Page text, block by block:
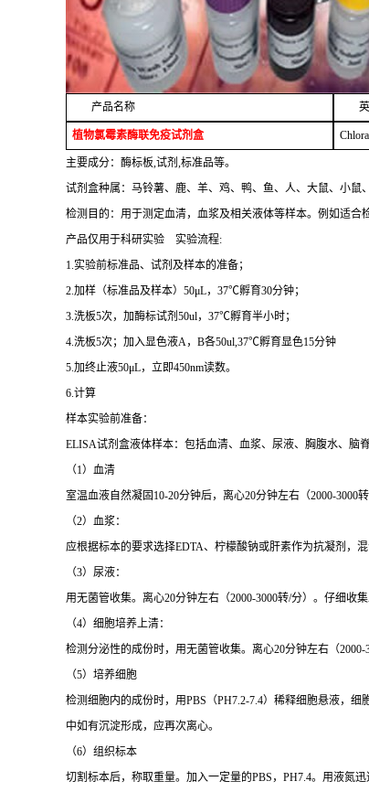
产品名称
植物氯霉素酶联免疫试剂盒
主要成分：酶标板,试剂,标准品等。
试剂盒种属：马铃薯、鹿、羊、鸡、鸭、鱼、人、大鼠、小鼠
检测目的：用于测定血清，血浆及相关液体等样本。例如适
产品仅用于科研实验 实验流程:
1.实验前标准品、试剂及样本的准备；
2.加样（标准品及样本）50μL，37℃孵育30分钟；
3.洗板5次，加酶标试剂50ul，37℃孵育半小时；
4.洗板5次；加入显色液A，B各50ul,37℃孵育显色15分钟
5.加终止液50μL，立即450nm读数。
6.计算
样本实验前准备：
ELISA试剂盒液体样本：包括血清、血浆、尿液、胸腹水、脑
（1）血清
室温血液自然凝固10-20分钟后，离心20分钟左右（2000-3000
（2）血浆：
应根据标本的要求选择EDTA、柠檬酸钠或肝素作为抗凝剂，
（3）尿液：
用无菌管收集。离心20分钟左右（2000-3000转/分）。仔细收
（4）细胞培养上清：
检测分泌性的成份时，用无菌管收集。离心20分钟左右（2000-
（5）培养细胞
检测细胞内的成份时，用PBS（PH7.2-7.4）稀释细胞悬液，
中如有沉淀形成，应再次离心。
（6）组织标本
切割标本后，称取重量。加入一定量的PBS，PH7.4。用液氮